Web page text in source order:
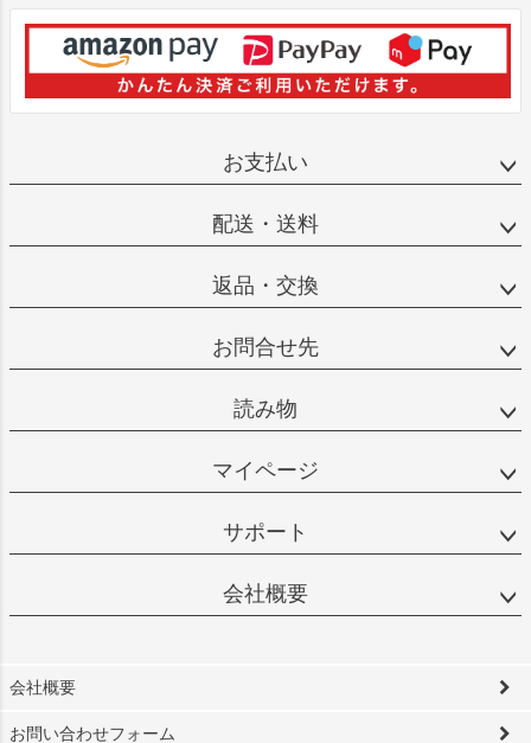
お支払い
配送・送料
返品・交換
お問合せ先
読み物
マイページ
サポート
会社概要
会社概要
お問い合わせフォーム